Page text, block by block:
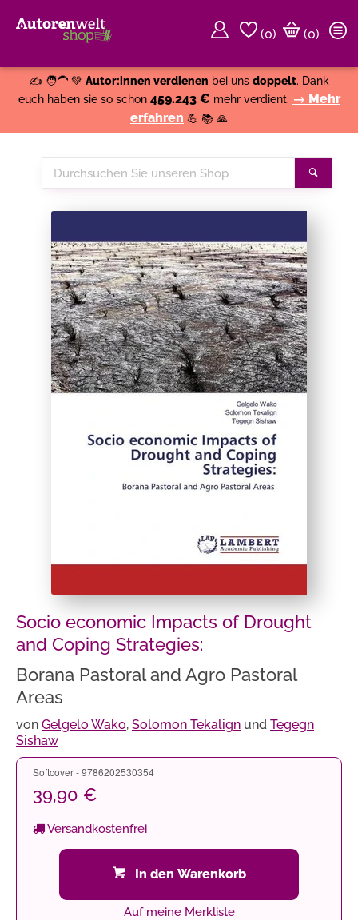
(0)
(0)
✍️ 🧑‍🦱 💚 Autor:innen verdienen bei uns doppelt. Dank
euch haben sie so schon 459.243 € mehr verdient. → Mehr
erfahren 💪 📚 🙏
Durchsuchen
Sie
Socio economic Impacts of Drought
and Coping Strategies:
Borana Pastoral and Agro Pastoral
Areas
von Gelgelo Wako, Solomon Tekalign und Tegegn
Sishaw
Softcover - 9786202530354
39,90 €
Versandkostenfrei
In den Warenkorb
Auf meine Merkliste